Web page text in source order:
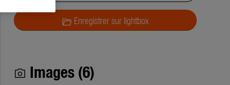
folder_openEnregistrer sur lightbox
photo_camera Images (6)